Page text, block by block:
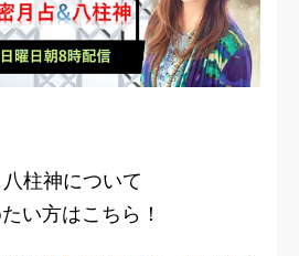
柱神について
い方はこちら！